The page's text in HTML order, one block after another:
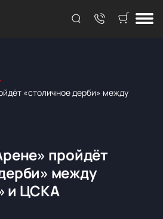
«столичное дерби» между
пройдёт
между
и ЦСКА